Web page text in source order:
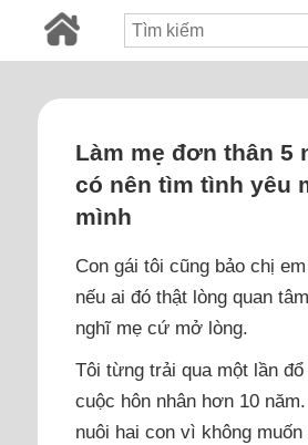
Làm mẹ đơn thân 5
có nên tìm tình yêu
mình
Con gái tôi cũng bảo chị
nếu ai đó thật lòng quan
nghĩ mẹ cứ mở lòng.
Tôi từng trải qua một lần
cuộc hôn nhân hơn 10
nuôi hai con vì không